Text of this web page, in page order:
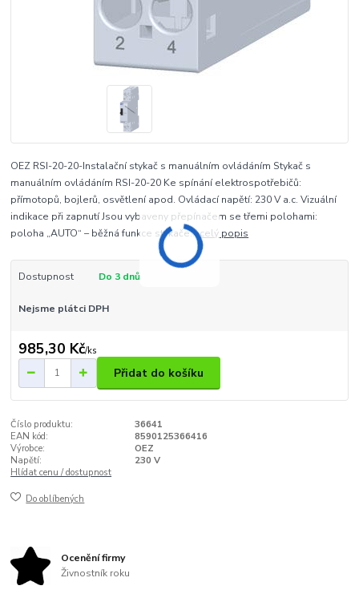
OEZ RSI-20-20-Instalační stykač s manuálním ovládáním Stykač s
manuálním ovládáním RSI-20-20 Ke spínání elektrospotřebičů:
přímotopů, bojlerů, osvětlení apod. Ovládací napětí: 230 V a.c. Vizuální
indikace při zapnutí Jsou vybaveny přepínačem se třemi polohami:
poloha „AUTO“ – běžná funkce stykače...celý popis
Dostupnost Do 3 dnů
Nejsme plátci DPH
985,30 Kč/ks
Přidat do košíku
Číslo produktu:
36641
EAN kód:
8590125366416
Výrobce:
OEZ
Napětí:
230 V
Hlídat cenu / dostupnost
Do oblíbených
Ocenění firmy
Živnostník roku